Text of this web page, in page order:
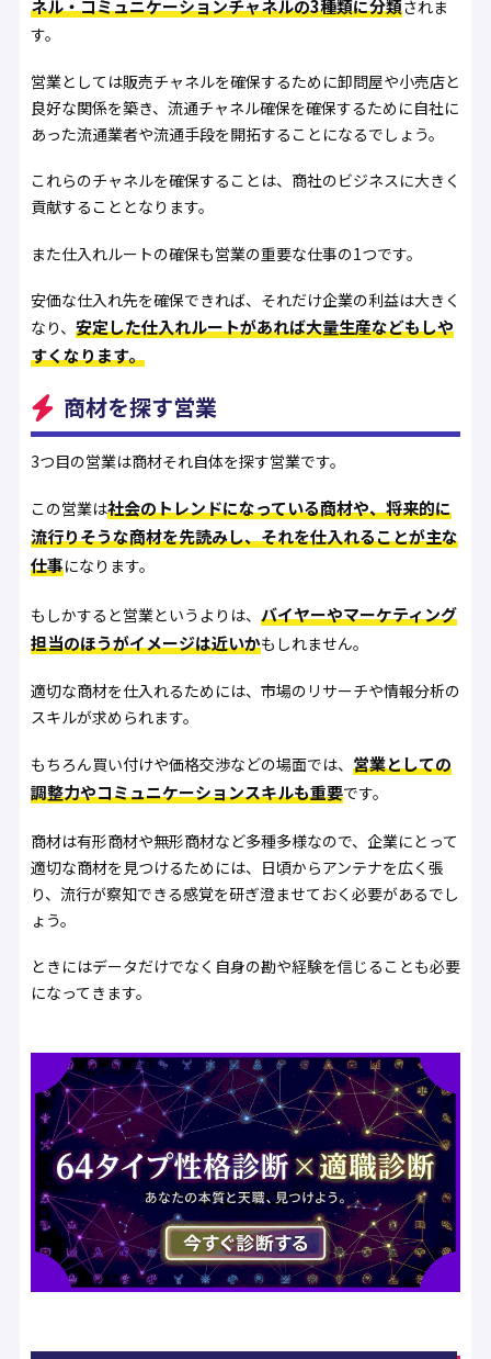
ネル・コミュニケーションチャネルの3種類に分類されま
す。
営業としては販売チャネルを確保するために卸問屋や小売店と
良好な関係を築き、流通チャネル確保を確保するために自社に
あった流通業者や流通手段を開拓することになるでしょう。
これらのチャネルを確保することは、商社のビジネスに大きく
貢献することとなります。
また仕入れルートの確保も営業の重要な仕事の1つです。
安価な仕入れ先を確保できれば、それだけ企業の利益は大きく
なり、 安定した仕入れルートがあれば大量生産などもしや
すくなります。
商材を探す営業
3つ目の営業は商材それ自体を探す営業です。
この営業は社会のトレンドになっている商材や、将来的に
流行りそうな商材を先読みし、それを仕入れることが主な
仕事になります。
もしかすると営業というよりは、 バイヤーやマーケティング
担当のほうがイメージは近いかもしれません。
適切な商材を仕入れるためには、市場のリサーチや情報分析の
スキルが求められます。
もちろん買い付けや価格交渉などの場面では、 営業としての
調整力やコミュニケーションスキルも重要です。
商材は有形商材や無形商材など多種多様なので、企業にとって
適切な商材を見つけるためには、日頃からアンテナを広く張
り、流行が察知できる感覚を研ぎ澄ませておく必要があるでし
ょう。
ときにはデータだけでなく自身の勘や経験を信じることも必要
になってきます。